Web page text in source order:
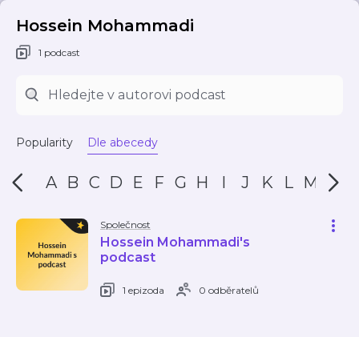
Hossein Mohammadi
1 podcast
Popularity Dle abecedy
A B C D E F G H I J K L M N
Společnost
Hossein Mohammadi's
podcast
1 epizoda 0 odběratelů